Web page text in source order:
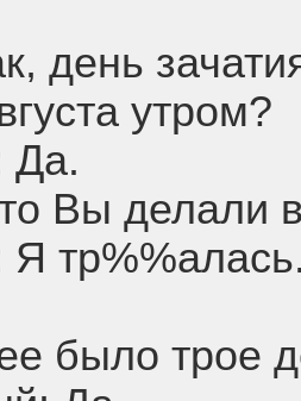
день
утром?
Да.
Вы делали
Я
было трое